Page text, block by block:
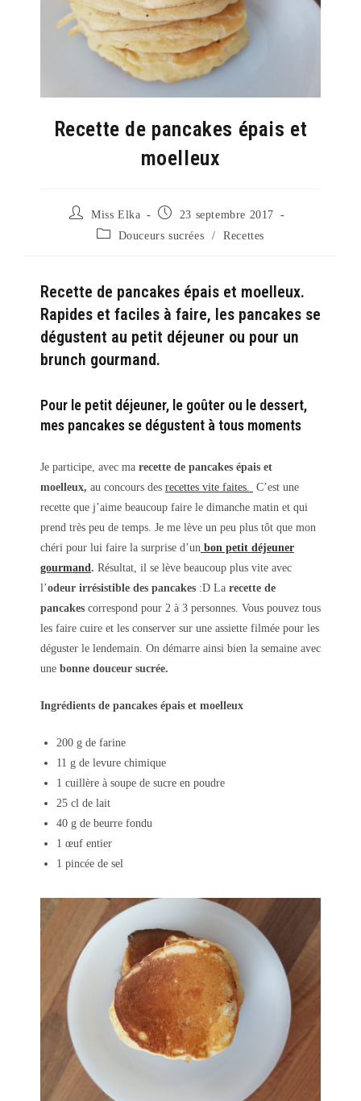
Recette de pancakes épais et
moelleux
Auteur/autrice
Miss Elka
Publication
23 septembre 2017
Post
Douceurs sucrées / Recettes
Recette de pancakes épais et moelleux.
Rapides et faciles à faire, les pancakes se
dégustent au petit déjeuner ou pour un
brunch gourmand.
Pour le petit déjeuner, le goûter ou le dessert,
mes pancakes se dégustent à tous moments
Je participe, avec ma recette de pancakes épais et
moelleux, au concours des recettes vite faites. C’est une
recette que j’aime beaucoup faire le dimanche matin et qui
prend très peu de temps. Je me lève un peu plus tôt que mon
chéri pour lui faire la surprise d’un bon petit déjeuner
gourmand. Résultat, il se lève beaucoup plus vite avec
l’odeur irrésistible des pancakes :D La recette de
pancakes correspond pour 2 à 3 personnes. Vous pouvez tous
les faire cuire et les conserver sur une assiette filmée pour les
déguster le lendemain. On démarre ainsi bien la semaine avec
une bonne douceur sucrée.
Ingrédients de pancakes épais et moelleux
200 g de farine
11 g de levure chimique
1 cuillère à soupe de sucre en poudre
25 cl de lait
40 g de beurre fondu
1 œuf entier
1 pincée de sel